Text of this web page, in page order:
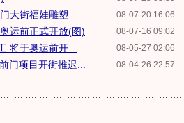
08-07-20 16:06
大街福娃雕塑
08-07-16 09:02
运前正式开放(图)
08-05-27 02:06
将于奥运前开...
08-04-26 22:57
门项目开街推迟...